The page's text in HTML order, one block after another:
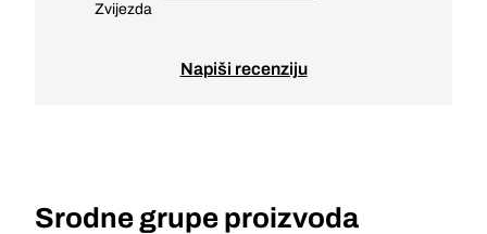
Zvijezda
Napiši recenziju
Srodne grupe proizvoda